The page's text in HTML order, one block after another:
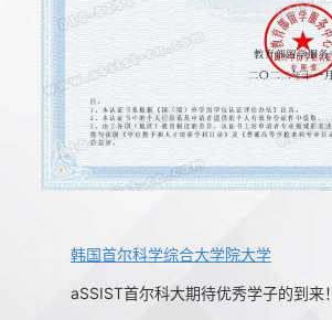
韩国首尔科学综合大学院大学
aSSIST首尔科大期待优秀学子的到来！